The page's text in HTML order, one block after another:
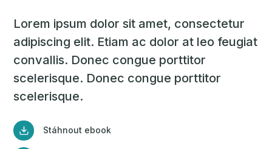
Lorem ipsum dolor sit amet, consectetur
adipiscing elit. Etiam ac dolor at leo feugiat
convallis. Donec congue porttitor
scelerisque. Donec congue porttitor
scelerisque.
Stáhnout ebook